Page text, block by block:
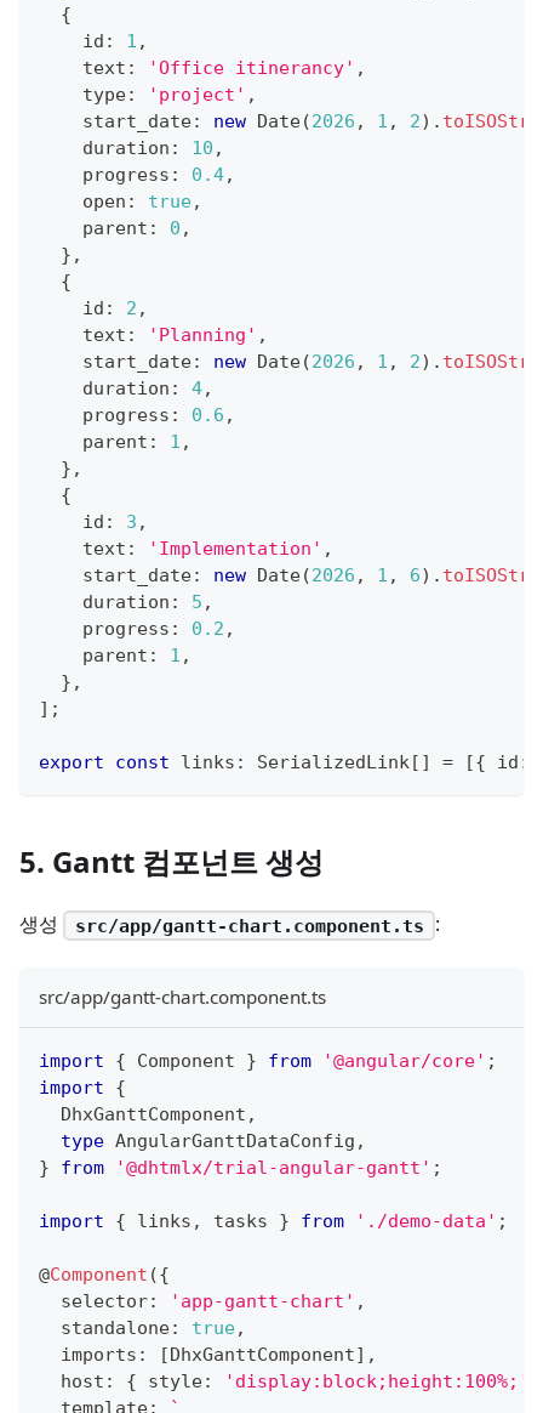
{
    id
: 1 ,
    text
: 'Office itinerancy' ,
    type
: 'project' ,
    start_date
: new Date(2026 , 1 , 2) .
    duration
: 10 ,
    progress
: 0.4,
    open
: true,
    parent
: 0 ,
} ,
{
    id
: 2 ,
    text
: 'Planning' ,
    start_date
: new Date(2026 , 1 , 2) .
    duration
: 4,
    progress
: 0.6 ,
    parent
: 1 ,
} ,
{
    id
: 3 ,
    text
: 'Implementation' ,
    start_date
: new Date(2026 , 1 , 6) .
    duration
: 5 ,
    progress
: 0.2 ,
    parent
: 1 ,
} ,
] ;
export const links : SerializedLink[ ] = [{ id :
5. Gantt 컴포넌트 생성
생성 src/app/gantt-chart.component.ts :
src/app/gantt-chart.component.ts
import { Component } from '@angular/core' ;
import
{
  DhxGanttComponent
,
type AngularGanttDataConfig ,
}
from '@dhtmlx/trial-angular-gantt' ;
import { links , tasks } from './demo-data' ;
@Component ({
  selector
: 'app-gantt-chart' ,
  standalone
: true,
  imports
: [ DhxGanttComponent] ,
  host
: { style: 'display:block;height:100%;'
  template
: `